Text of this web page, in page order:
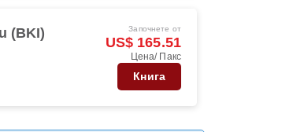
(BKI) Започнете от
US$ 165.51
Цена/ Пакс
Книга